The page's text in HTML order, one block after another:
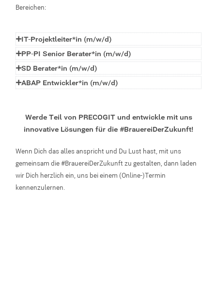
Bereichen:
IT-Projektleiter*in (m/w/d)
PP-PI Senior Berater*in (m/w/d)
SD Berater*in (m/w/d)
ABAP Entwickler*in (m/w/d)
Werde Teil von PRECOGIT und entwickle mit uns
innovative Lösungen für die #BrauereiDerZukunft!
Wenn Dich das alles anspricht und Du Lust hast, mit uns
gemeinsam die #BrauereiDerZukunft zu gestalten, dann laden
wir Dich herzlich ein, uns bei einem (Online-)Termin
kennenzulernen.